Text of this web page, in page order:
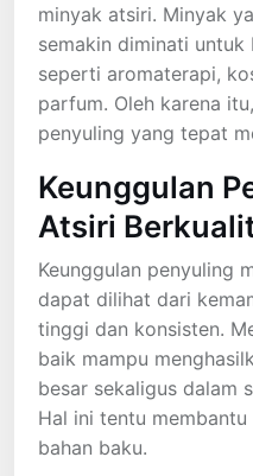
minyak atsiri. Minyak
semakin diminati untuk
seperti aromaterapi,
parfum. Oleh karena
penyuling yang tepat
Keunggulan
Atsiri
Keunggulan penyuling
dapat dilihat dari
tinggi dan konsisten.
baik mampu
besar sekaligus dalam
Hal ini tentu
bahan baku.